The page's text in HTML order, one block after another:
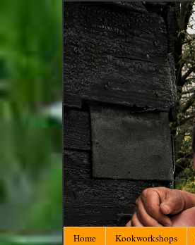
Home Kookworkshops